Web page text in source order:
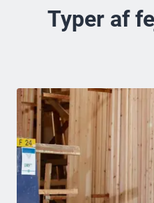
Typer af